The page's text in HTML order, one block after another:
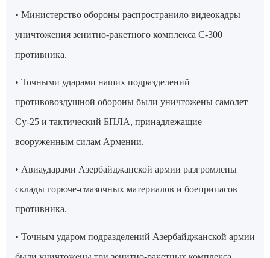
• Министерство обороны распространило видеокадры
уничтожения зенитно-ракетного комплекса С-300
противника.
• Точными ударами наших подразделений
противовоздушной обороны были уничтожены самолет
Су-25 и тактический БПЛА, принадлежащие
вооруженным силам Армении.
• Авиаударами Азербайджанской армии разгромлены
склады горюче-смазочных материалов и боеприпасов
противника.
• Точным ударом подразделений Азербайджанской армии